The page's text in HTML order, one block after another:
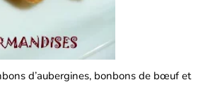
d’aubergines, bonbons de bœuf et